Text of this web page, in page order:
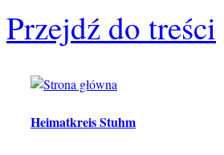
Przejdź do treści
Heimatkreis Stuhm